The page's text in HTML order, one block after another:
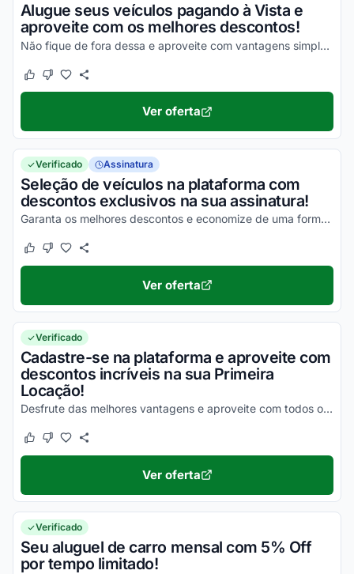
Alugue seus veículos pagando à Vista e
aproveite com os melhores descontos!
Não fique de fora dessa e aproveite com vantagens simplesmente incríveis!
Este cupom funcionou
Este cupom não funcionou
Ver oferta
Verificado Assinatura
Seleção de veículos na plataforma com
descontos exclusivos na sua assinatura!
Garanta os melhores descontos e economize de uma forma simples nas suas compras!
Este cupom funcionou
Este cupom não funcionou
Ver oferta
Verificado
Cadastre-se na plataforma e aproveite com
descontos incríveis na sua Primeira
Locação!
Desfrute das melhores vantagens e aproveite com todos os seus descontos!
Este cupom funcionou
Este cupom não funcionou
Ver oferta
Verificado
Seu aluguel de carro mensal com 5% Off
por tempo limitado!